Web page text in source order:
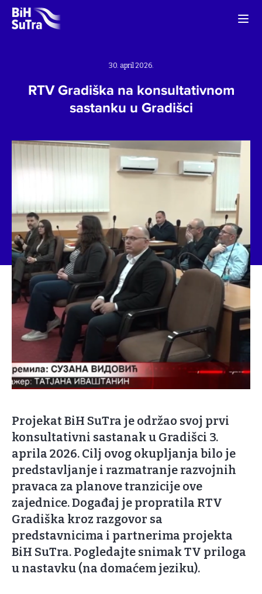
30. april 2026.
RTV Gradiška na konsultativnom
sastanku u Gradišci
Projekat BiH SuTra je održao svoj prvi
konsultativni sastanak u Gradišci 3.
aprila 2026. Cilj ovog okupljanja bilo je
predstavljanje i razmatranje razvojnih
pravaca za planove tranzicije ove
zajednice. Događaj je propratila RTV
Gradiška kroz razgovor sa
predstavnicima i partnerima projekta
BiH SuTra. Pogledajte snimak TV priloga
u nastavku (na domaćem jeziku).